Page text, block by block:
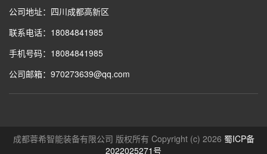
公司地址：四川成都高新区
联系电话：18084841985
手机号码：18084841985
公司邮箱：970273639@qq.com
成都蓉希智能装备有限公司 版权所有 Copyright (c) 2026 蜀ICP备
2022025271号